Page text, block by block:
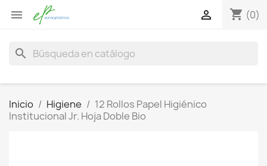
 shopping_cart (0)

search
Inicio Higiene
12 Rollos Papel Higiénico
Institucional Jr. Hoja Doble Bio